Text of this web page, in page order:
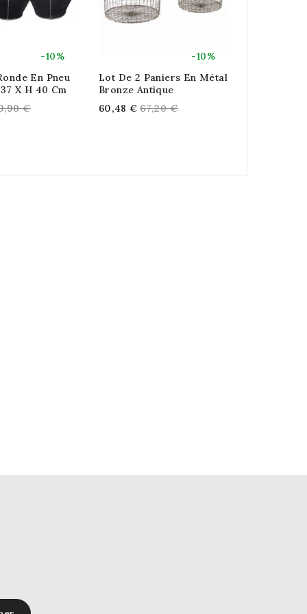
-10%
En Pneu
X H 40 Cm
€
-10%
Lot De 2 Paniers En Métal
Bronze Antique
60,48 € Regular
67,20 €